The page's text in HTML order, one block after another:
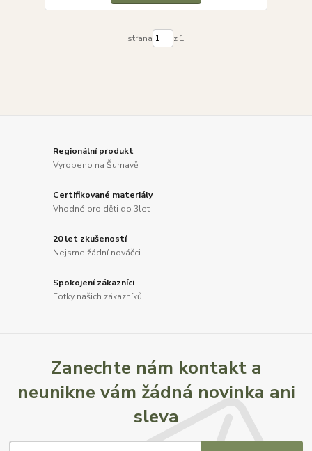
strana z 1
Regionální produkt
Vyrobeno na Šumavě
Certifikované materiály
Vhodné pro děti do 3let
20 let zkušeností
Nejsme žádní nováčci
Spokojení zákazníci
Fotky našich zákazníků
Zanechte nám kontakt a
neunikne vám žádná novinka ani
sleva